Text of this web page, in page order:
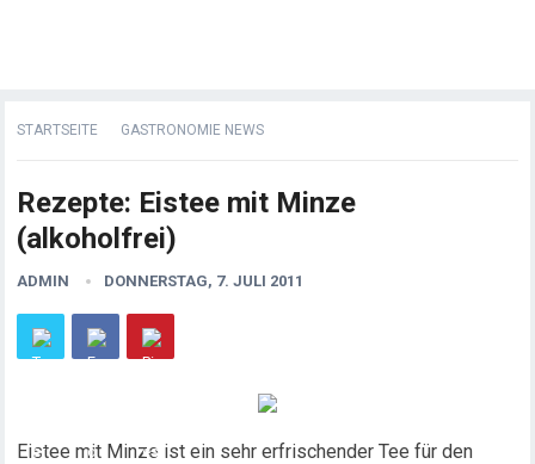
STARTSEITE GASTRONOMIE NEWS
Rezepte: Eistee mit Minze
(alkoholfrei)
ADMIN DONNERSTAG, 7. JULI 2011
Eistee mit Minze ist ein sehr erfrischender Tee für den